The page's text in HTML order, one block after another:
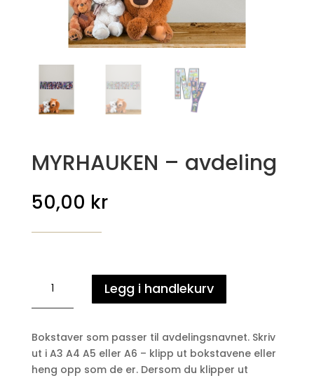
MYRHAUKEN – avdeling
50,00 kr
avdeling
Legg i handlekurv
Bokstaver som passer til avdelingsnavnet. Skriv
ut i A3 A4 A5 eller A6 – klipp ut bokstavene eller
heng opp som de er. Dersom du klipper ut